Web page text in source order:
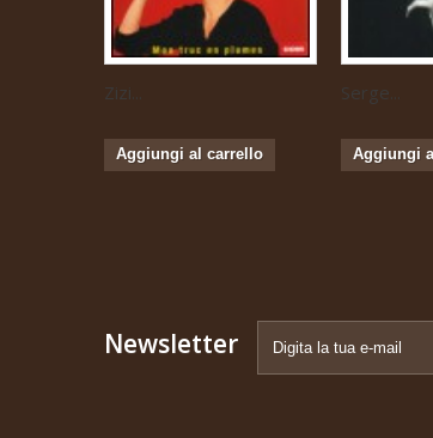
Zizi...
Aggiungi al carrello
Serge...
Aggiungi
Newsletter